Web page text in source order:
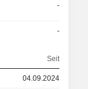
-
-
Seit
04.09.2024